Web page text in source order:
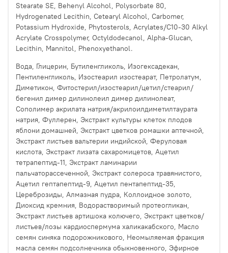
Stearate SE, Behenyl Alcohol, Polysorbate 80,
Hydrogenated Lecithin, Cetearyl Alcohol, Carbomer,
Potassium Hydroxide, Phytosterols, Acrylates/C10-30 Alkyl
Acrylate Crosspolymer, Octyldodecanol, Alpha-Glucan,
Lecithin, Mannitol, Phenoxyethanol.
Вода, Глицерин, Бутиленгликоль, Изогексадекан,
Пентиленгликоль, Изостеарил изостеарат, Петролатум,
Диметикон, Фитостерил/изостеарил/цетил/стеарил/
бегенил димер дилинолеил димер дилинолеат,
Сополимер акрилата натрия/акрилоилдиметилтаурата
натрия, Фуллерен, Экстракт культуры клеток плодов
яблони домашней, Экстракт цветков ромашки аптечной,
Экстракт листьев вальтерии индийской, Феруловая
кислота, Экстракт лизата сахаромицетов, Ацетил
тетрапептид-11, Экстракт ламинарии
пальчаторассеченной, Экстракт солероса травянистого,
Ацетил гептапептид-9, Ацетил пентапептид-35,
Цереброзиды, Алмазная пудра, Коллоидное золото,
Диоксид кремния, Водорастворимый протеогликан,
Экстракт листьев артишока колючего, Экстракт цветков/
листьев/лозы кардиоспермума халикакабского, Масло
семян синяка подорожникового, Неомыляемая фракция
масла семян подсолнечника обыкновенного, Эфирное